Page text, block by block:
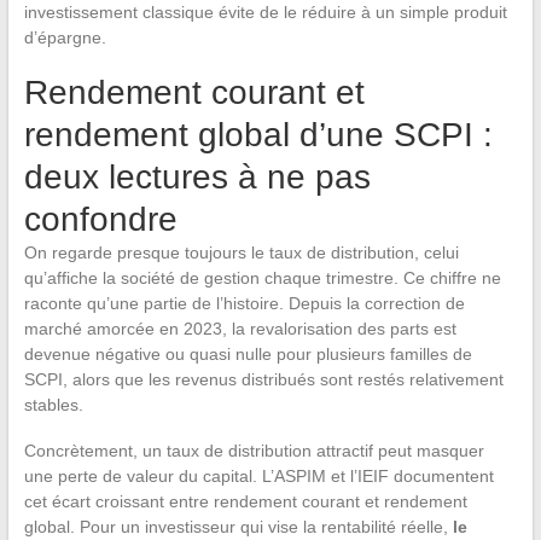
investissement classique évite de le réduire à un simple produit
d’épargne.
Rendement courant et
rendement global d’une SCPI :
deux lectures à ne pas
confondre
On regarde presque toujours le taux de distribution, celui
qu’affiche la société de gestion chaque trimestre. Ce chiffre ne
raconte qu’une partie de l’histoire. Depuis la correction de
marché amorcée en 2023, la revalorisation des parts est
devenue négative ou quasi nulle pour plusieurs familles de
SCPI, alors que les revenus distribués sont restés relativement
stables.
Concrètement, un taux de distribution attractif peut masquer
une perte de valeur du capital. L’ASPIM et l’IEIF documentent
cet écart croissant entre rendement courant et rendement
global. Pour un investisseur qui vise la rentabilité réelle, le